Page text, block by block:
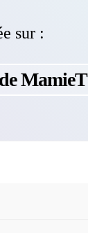
sur :
MamieT